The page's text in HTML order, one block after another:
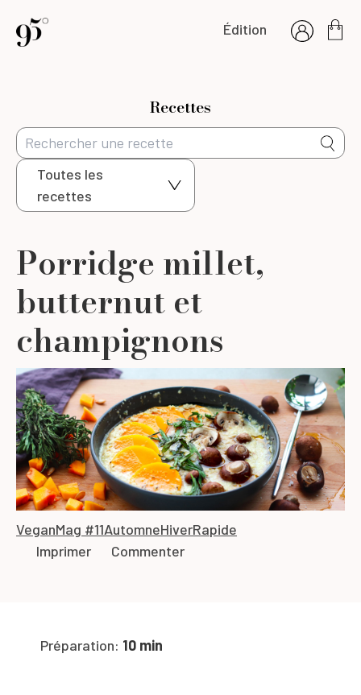
Édition
Recettes
Toutes les
recettes
Porridge millet,
butternut et
champignons
VeganMag #11AutomneHiverRapide
Imprimer
Commenter
Préparation: 10 min